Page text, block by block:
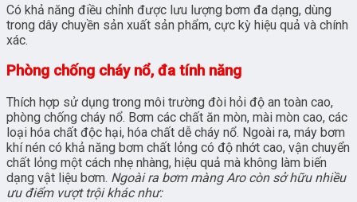
Có khả năng điều chỉnh được lưu lượng bơm đa dạng, dùng
trong dây chuyền sản xuất sản phẩm, cực kỳ hiệu quả và chính
xác.
Phòng chống cháy nổ, đa tính năng
Thích hợp sử dụng trong môi trường đòi hỏi độ an toàn cao,
phòng chống cháy nổ. Bơm các chất ăn mòn, mài mòn cao, các
loại hóa chất độc hại, hóa chất dễ cháy nổ. Ngoài ra, máy bơm
khí nén có khả năng bơm chất lỏng có độ nhớt cao, vận chuyển
chất lỏng một cách nhẹ nhàng, hiệu quả mà không làm biến
dạng vật liệu bơm. Ngoài ra bơm màng Aro còn sở hữu nhiều
ưu điểm vượt trội khác như: